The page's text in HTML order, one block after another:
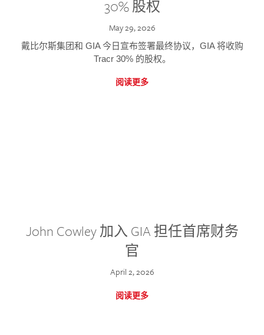
30% 股权
May 29, 2026
戴比尔斯集团和 GIA 今日宣布签署最终协议，GIA 将收购
Tracr 30% 的股权。
阅读更多
John Cowley 加入 GIA 担任首席财务
官
April 2, 2026
阅读更多